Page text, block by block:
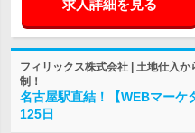
求人詳細を見る
フィリックス株式会社 | 土地仕入
制！
名古屋駅直結！【WEBマー
125日